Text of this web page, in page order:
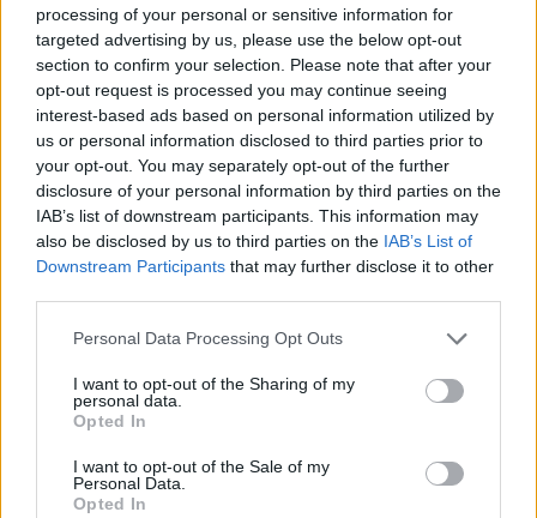
processing of your personal or sensitive information for
targeted advertising by us, please use the below opt-out
section to confirm your selection. Please note that after your
opt-out request is processed you may continue seeing
interest-based ads based on personal information utilized by
us or personal information disclosed to third parties prior to
your opt-out. You may separately opt-out of the further
disclosure of your personal information by third parties on the
IAB’s list of downstream participants. This information may
also be disclosed by us to third parties on the IAB’s List of
Downstream Participants that may further disclose it to other
Personal Data Processing Opt Outs
I want to opt-out of the Sharing of my
personal data.
Opted In
I want to opt-out of the Sale of my
Personal Data.
Opted In
Hasznos
Impresszum
Szerzői jogok
Adatvédelmi tájékoztató
Cookie-kezelési tájékoztató
Hozzászólási szabályzat
Nyomtatott lapjaink archívuma
Székely Hírmondó archívuma
Sütibeállítások